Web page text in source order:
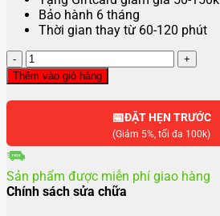
Bảo hành 6 tháng
Thời gian thay từ 60-120 phút
Thay
màn
hình
Samsung
lượng
Thêm vào giỏ hàng
📅ĐẶT HẸN TRƯỚC
(Giảm 5%, tối đa 100k)
Sản phẩm được miễn phí giao hàng
Chính sách sửa chữa